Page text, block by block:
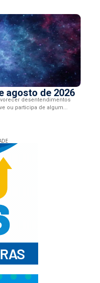
agosto de 2026
desentendimentos
ou participa de algum...